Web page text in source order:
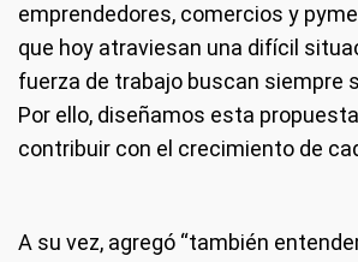
emprendedores, comercios y
que hoy atraviesan una difícil
fuerza de trabajo buscan siempre
Por ello, diseñamos esta
contribuir con el crecimiento de
A su vez, agregó “también